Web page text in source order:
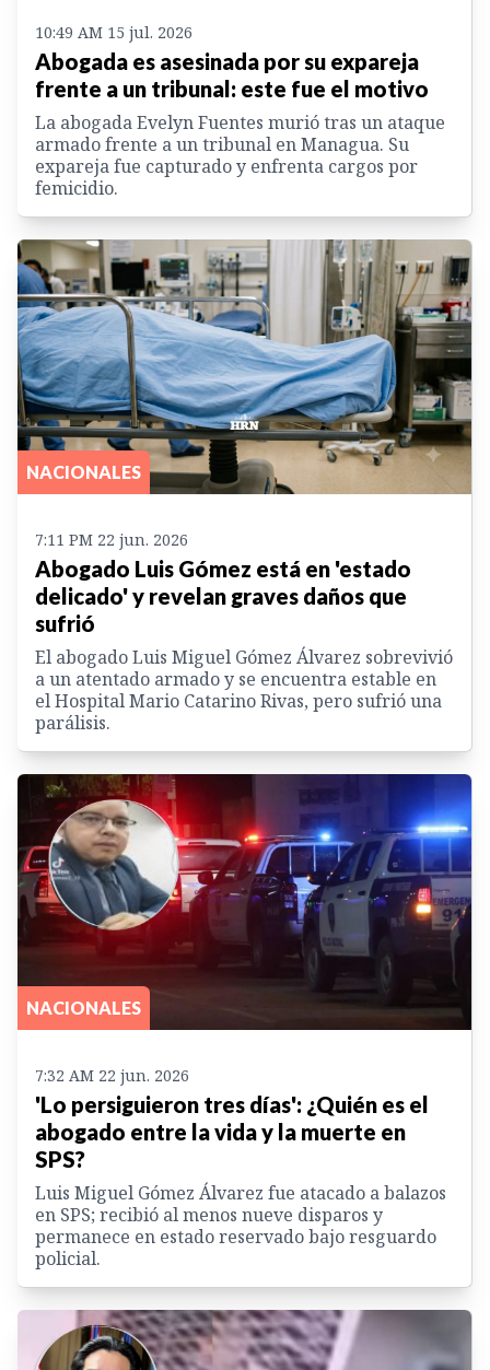
10:49 AM 15 jul. 2026
Abogada es asesinada por su expareja
frente a un tribunal: este fue el motivo
La abogada Evelyn Fuentes murió tras un ataque
armado frente a un tribunal en Managua. Su
expareja fue capturado y enfrenta cargos por
femicidio.
NACIONALES
7:11 PM 22 jun. 2026
Abogado Luis Gómez está en 'estado
delicado' y revelan graves daños que
sufrió
El abogado Luis Miguel Gómez Álvarez sobrevivió
a un atentado armado y se encuentra estable en
el Hospital Mario Catarino Rivas, pero sufrió una
parálisis.
NACIONALES
7:32 AM 22 jun. 2026
'Lo persiguieron tres días': ¿Quién es el
abogado entre la vida y la muerte en
SPS?
Luis Miguel Gómez Álvarez fue atacado a balazos
en SPS; recibió al menos nueve disparos y
permanece en estado reservado bajo resguardo
policial.